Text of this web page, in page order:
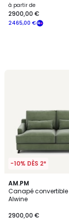
à partir de
2465,00 €
2900,00 €
-10% DÈS 2*
AM.PM
Canapé convertible
Alwine
2900,00 €
4,2
/ 5
15
Couleurs